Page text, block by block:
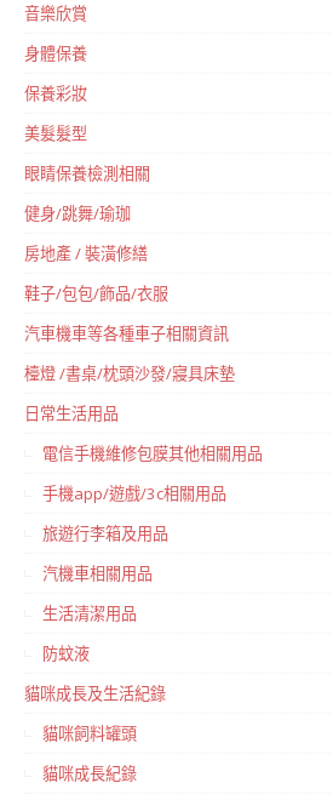
音樂欣賞
身體保養
保養彩妝
美髮髮型
眼睛保養檢測相關
健身/跳舞/瑜珈
房地產 / 裝潢修繕
鞋子/包包/飾品/衣服
汽車機車等各種車子相關資訊
檯燈 /書桌/枕頭沙發/寢具床墊
日常生活用品
電信手機維修包膜其他相關用品
手機app/遊戲/3c相關用品
旅遊行李箱及用品
汽機車相關用品
生活清潔用品
防蚊液
貓咪成長及生活紀錄
貓咪飼料罐頭
貓咪成長紀錄